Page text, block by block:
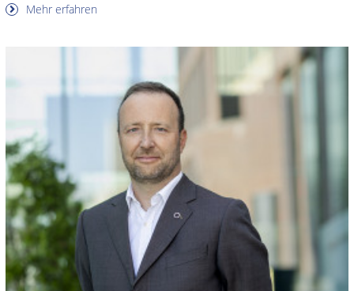
Mehr erfahren